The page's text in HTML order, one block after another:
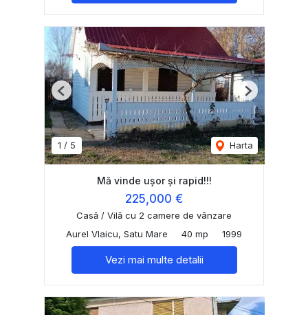
1 / 5 Harta
Previous Next
Mă vinde ușor și rapid!!!
225,000 €
Casă / Vilă cu 2 camere de vânzare
Aurel Vlaicu, Satu Mare
40 mp 1999
Vezi mai multe detalii